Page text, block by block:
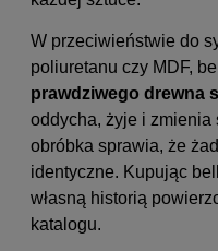
W przeciwieństwie do
poliuretanu czy MDF,
prawdziwego drewna
oddycha, żyje i zmienia
obróbka sprawia, że
identyczne. Kupując
własną historią
katalogu.